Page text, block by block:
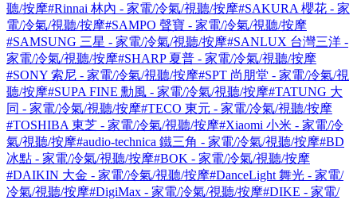
聽/按摩#Rinnai 林內 - 家電/冷氣/視聽/按摩#SAKURA 櫻花 - 家
電/冷氣/視聽/按摩#SAMPO 聲寶 - 家電/冷氣/視聽/按摩
#SAMSUNG 三星 - 家電/冷氣/視聽/按摩#SANLUX 台灣三洋 -
家電/冷氣/視聽/按摩#SHARP 夏普 - 家電/冷氣/視聽/按摩
#SONY 索尼 - 家電/冷氣/視聽/按摩#SPT 尚朋堂 - 家電/冷氣/視
聽/按摩#SUPA FINE 勳風 - 家電/冷氣/視聽/按摩#TATUNG 大
同 - 家電/冷氣/視聽/按摩#TECO 東元 - 家電/冷氣/視聽/按摩
#TOSHIBA 東芝 - 家電/冷氣/視聽/按摩#Xiaomi 小米 - 家電/冷
氣/視聽/按摩#audio-technica 鐵三角 - 家電/冷氣/視聽/按摩#BD
冰點 - 家電/冷氣/視聽/按摩#BOK - 家電/冷氣/視聽/按摩
#DAIKIN 大金 - 家電/冷氣/視聽/按摩#DanceLight 舞光 - 家電/
冷氣/視聽/按摩#DigiMax - 家電/冷氣/視聽/按摩#DIKE - 家電/